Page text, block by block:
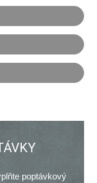
poptávkový